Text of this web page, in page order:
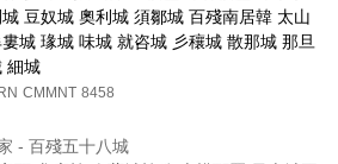
豆奴城 奧利城 須鄒城 百殘南居韓 太山
城 瑑城 味城 就咨城 彡穰城 散那城 那旦
細城
CMMNT 8458
- 百殘五十八城